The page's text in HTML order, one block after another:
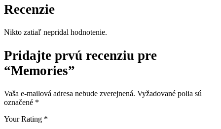
Recenzie
Nikto zatiaľ nepridal hodnotenie.
Pridajte prvú recenziu pre
“Memories”
Vaša e-mailová adresa nebude zverejnená. Vyžadované polia sú
označené *
Your Rating *